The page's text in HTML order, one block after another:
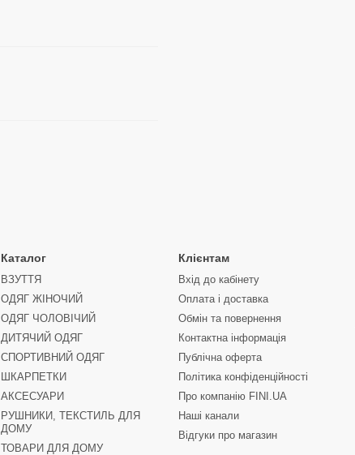
Каталог
ВЗУТТЯ
ОДЯГ ЖІНОЧИЙ
ОДЯГ ЧОЛОВІЧИЙ
ДИТЯЧИЙ ОДЯГ
СПОРТИВНИЙ ОДЯГ
ШКАРПЕТКИ
АКСЕСУАРИ
РУШНИКИ, ТЕКСТИЛЬ ДЛЯ
ДОМУ
ТОВАРИ ДЛЯ ДОМУ
Клієнтам
Вхід до кабінету
Оплата і доставка
Обмін та повернення
Контактна інформація
Публічна оферта
Політика конфіденційності
Про компанію FINI.UA
Наші канали
Відгуки про магазин